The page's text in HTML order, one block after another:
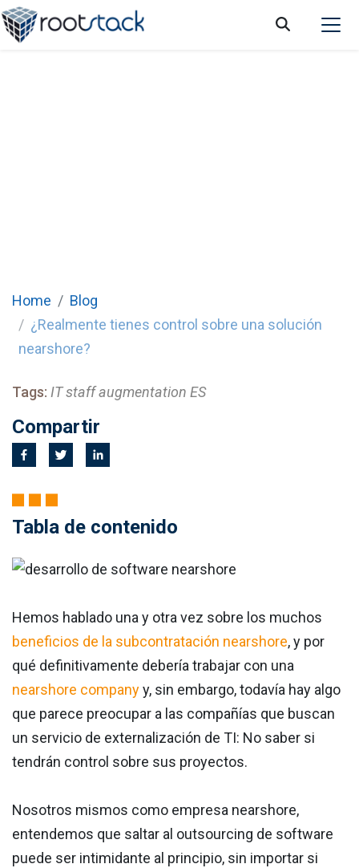
Home
Blog
¿Realmente tienes control sobre una solución
nearshore?
Tags: IT staff augmentation ES
Compartir
Tabla de contenido
Hemos hablado una y otra vez sobre los muchos
beneficios de la subcontratación nearshore, y por
qué definitivamente debería trabajar con una
nearshore companyy, sin embargo, todavía hay algo
que parece preocupar a las compañías que buscan
un servicio de externalización de TI: No saber si
tendrán control sobre sus proyectos.
Nosotros mismos como empresa nearshore,
entendemos que saltar al outsourcing de software
puede ser intimidante al principio, sin importar si